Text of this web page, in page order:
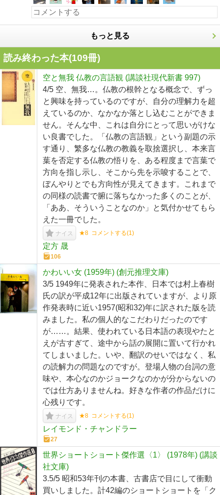
もっと見る
読み終わった本(109冊)
空と無我 仏教の言語観 (講談社現代新書 997)
4/5 空、無我…。仏教の根幹となる概念で、ずっ
と興味を持っているのですが、自分の理解力を超
えているのか、なかなか落とし込むことができま
せん。そんな中、これは自分にとって思いがけな
い良書でした。「仏教の言語観」という副題の示
す通り、繁多な仏教の教義を取捨選択し、本来言
葉を否定する仏教の悟りを、ある程度まで言葉で
方向を指し示し、そこから先を示唆することで、
ぼんやりとでも方向性が見えてきます。これまで
の同様の読書で腑に落ちなかった多くのことが、
「ああ、そういうことなのか」と気付かせてもら
えた一冊でした。
ナイス ★8 コメントする(1)
定方 晟
106
かわいい女 (1959年) (創元推理文庫)
3/5 1949年に発表された本作、日本では村上春樹
氏の訳が平成12年に出版されていますが、より原
作発表時に近い1957(昭和32)年に訳された版を読
みました。私の個人的なこだわりだったのです
が……。結果、使われている日本語の表現やたと
えが古すぎて、途中から話の展開に置いて行かれ
てしまいました。いや、翻訳のせいではなく、私
の読解力の問題なのですが。登場人物の台詞の意
味や、本心なのかジョークなのかが分からないの
では仕方ありませんね。好きな作者の作品だけに
心残りです。
ナイス ★8 コメントする(1)
レイモンド・チャンドラー
27
世界ショートショート傑作選〈1〉 (1978年) (講談
社文庫)
3.5/5 昭和53年刊の本書、古書店で目にして衝動
買いしました。計42編のショートショートを「ク